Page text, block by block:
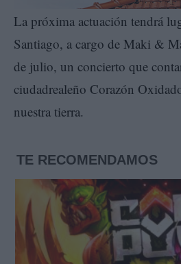
La próxima actuación tendrá
Santiago, a cargo de Maki &
de julio, un concierto que
ciudadrealeño Corazón
nuestra tierra.
TE RECOMENDAMOS